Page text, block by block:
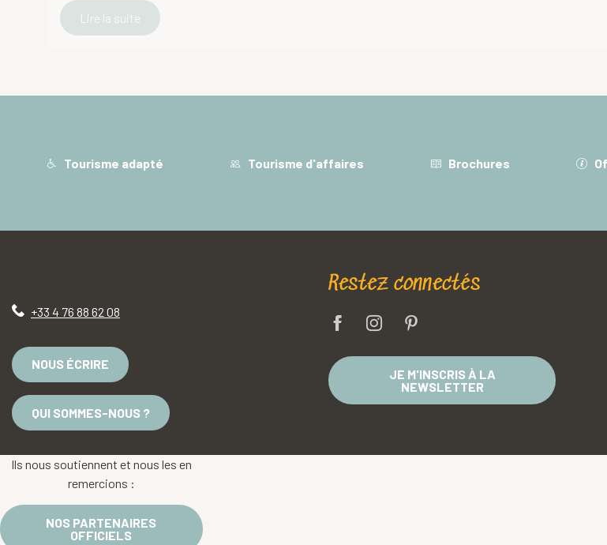
Lire la suite
Tourisme adapté Tourisme d'affaires Brochures
+33 4 76 88 62 08
NOUS ÉCRIRE
QUI SOMMES-NOUS ?
Restez connectés
JE M'INSCRIS À LA
NEWSLETTER
Ils nous soutiennent et nous les en
remercions :
NOS PARTENAIRES
OFFICIELS